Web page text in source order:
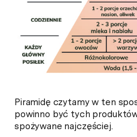
Piramidę czytamy w ten
powinno być tych
spożywane najczęściej.